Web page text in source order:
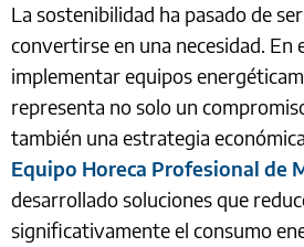
La sostenibilidad ha pasado de
convertirse en una necesidad. En
implementar equipos
representa no solo un
también una estrategia
Equipo Horeca Profesional de
desarrollado soluciones que
significativamente el consumo